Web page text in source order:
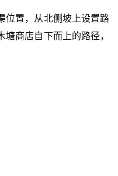
位置，从北侧坡上设置路
商店自下而上的路径，